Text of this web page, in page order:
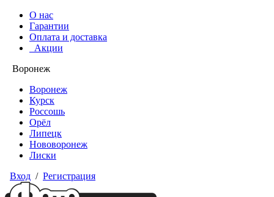
О нас
Гарантии
Оплата и доставка
Акции
Воронеж
Воронеж
Курск
Россошь
Орёл
Липецк
Нововоронеж
Лиски
Вход / Регистрация